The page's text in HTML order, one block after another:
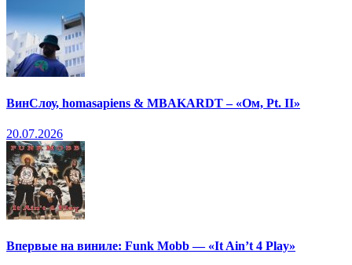
ВинСлоу, homasapiens & MBAKARDT – «Ом, Pt. II»
20.07.2026
Впервые на виниле: Funk Mobb — «It Ain’t 4 Play»